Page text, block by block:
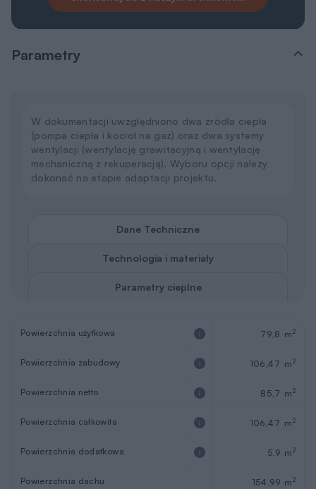
Parametry
W dokumentacji uwzględniono dwa źródła ciepła
(pompa ciepła i kocioł na gaz) oraz dwa systemy
wentylacji (wentylację grawitacyjną i wentylację
mechaniczną z rekuperacją). Wyboru opcji należy
dokonać na etapie adaptacji projektu.
Dane Techniczne
Technologia i materiały
Parametry cieplne
Powierzchnia użytkowa 79,8 m2
Powierzchnia zabudowy 106,47 m2
Powierzchnia netto 85,7 m2
Powierzchnia całkowita 106,47 m2
Powierzchnia dodatkowa 5,9 m2
Powierzchnia dachu 154,99 m2